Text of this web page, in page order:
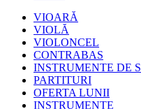
VIOARĂ
VIOLĂ
VIOLONCEL
CONTRABAS
INSTRUMENTE DE
PARTITURI
OFERTA LUNII
INSTRUMENTE